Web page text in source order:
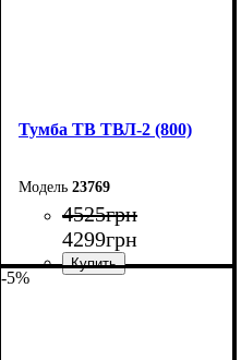
Тумба ТВ ТВЛ-2 (800)
23769
4525грн
4299грн
-5%